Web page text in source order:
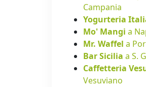
Campania
Yogurteria
Mo' Mangi a
Mr. Waffel a
Bar Sicilia a S.
Caffetteria
Vesuviano